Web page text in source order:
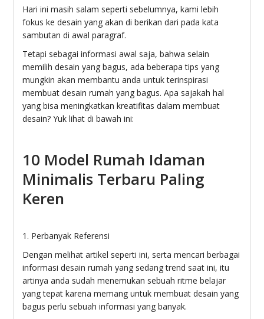
Hari ini masih salam seperti sebelumnya, kami lebih
fokus ke desain yang akan di berikan dari pada kata
sambutan di awal paragraf.
Tetapi sebagai informasi awal saja, bahwa selain
memilih desain yang bagus, ada beberapa tips yang
mungkin akan membantu anda untuk terinspirasi
membuat desain rumah yang bagus. Apa sajakah hal
yang bisa meningkatkan kreatifitas dalam membuat
desain? Yuk lihat di bawah ini:
10 Model Rumah Idaman
Minimalis Terbaru Paling
Keren
1. Perbanyak Referensi
Dengan melihat artikel seperti ini, serta mencari berbagai
informasi desain rumah yang sedang trend saat ini, itu
artinya anda sudah menemukan sebuah ritme belajar
yang tepat karena memang untuk membuat desain yang
bagus perlu sebuah informasi yang banyak.